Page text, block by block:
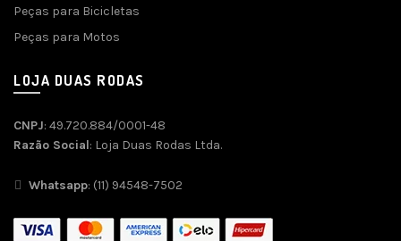
Peças para Bicicletas
Peças para Motos
LOJA DUAS RODAS
CNPJ: 49.720.884/0001-48
Razão Social: Loja Duas Rodas Ltda.
Whatsapp: (11) 94548-7502